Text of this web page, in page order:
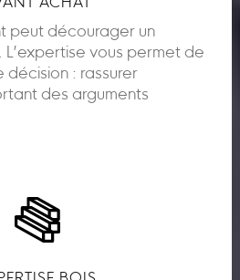
ACHAT
peut décourager un
vous permet de
décision : rassurer
des arguments